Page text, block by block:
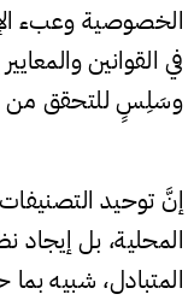
الخصوصية وعبء
في القوانين
وسَلِسٍ للتحقق من
إنَّ توحيد
المحلية، بل إيجاد
المتبادل، شبيه